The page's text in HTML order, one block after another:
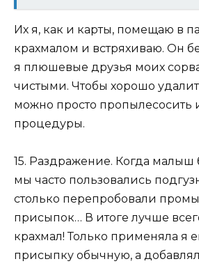
Их я, как и карты, помещаю в
крахмалом и встряхиваю. Он
я плюшевые друзья моих
чистыми. Чтобы хорошо
можно просто пропылесосить
процедуры.
15. Раздражение. Когда
мы часто пользовались
столько перепробовали
присыпок… В итоге лучше
крахмал! Только применяла я
присыпку обычную, а